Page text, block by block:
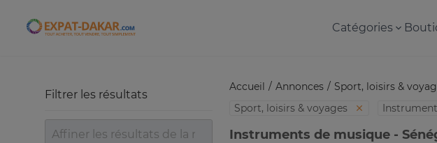
Expat-Dakar Catégories
Accueil Annonces Sport, loisirs &
Sport, loisirs & voyages
Instruments de musique -
Filtrer les résultats